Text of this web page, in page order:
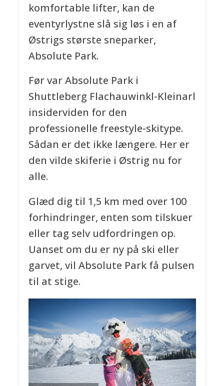
komfortable lifter, kan de
eventyrlystne slå sig løs i en af
Østrigs største sneparker,
Absolute Park.
Før var Absolute Park i
Shuttleberg Flachauwinkl-Kleinarl
insiderviden for den
professionelle freestyle-skitype.
Sådan er det ikke længere. Her er
den vilde skiferie i Østrig nu for
alle.
Glæd dig til 1,5 km med over 100
forhindringer, enten som tilskuer
eller tag selv udfordringen op.
Uanset om du er ny på ski eller
garvet, vil Absolute Park få pulsen
til at stige.